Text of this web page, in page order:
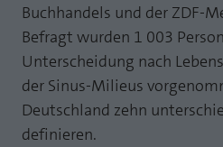
Buchhandels und der ZDF-
Befragt wurden 1 003
Unterscheidung nach
der Sinus-Milieus
Deutschland zehn
definieren.
Zweck
Dieses Cookie
Cookie von
eines
mithilfe
geschützten
Name
Anbieter
Laufzeit
Zweck
Cookie-